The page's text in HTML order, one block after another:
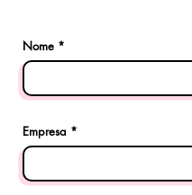
Nome
Empresa